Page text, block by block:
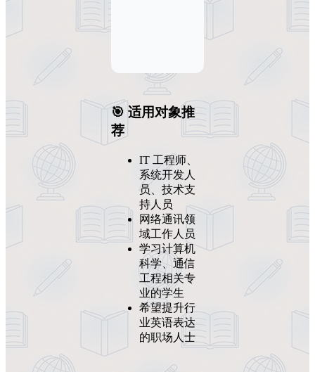
🎯 适用对象推
荐
IT 工程师、
系统开发人
员、技术支
持人员
网络通讯领
域工作人员
学习计算机
科学、通信
工程相关专
业的学生
希望提升行
业英语表达
的职场人士